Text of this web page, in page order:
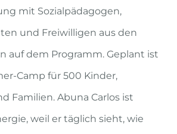
mit Sozialpädagogen,
und Freiwilligen aus den
auf dem Programm. Geplant ist
Camp für 500 Kinder,
Familien. Abuna Carlos ist
weil er täglich sieht, wie